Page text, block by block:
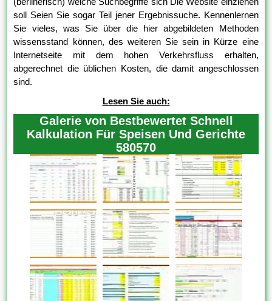
soll Seien Sie sogar Teil jener Ergebnissuche. Kennenlernen
Sie vieles, was Sie über die hier abgebildeten Methoden
wissensstand können, des weiteren Sie sein in Kürze eine
Internetseite mit dem hohen Verkehrsfluss erhalten,
abgerechnet die üblichen Kosten, die damit angeschlossen
sind.
Lesen Sie auch:
Galerie von Bestbewertet Schnell
Kalkulation Für Speisen Und Gerichte
580570